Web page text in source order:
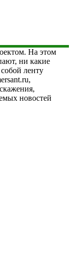
На этом
ни какие
ленту
новостей